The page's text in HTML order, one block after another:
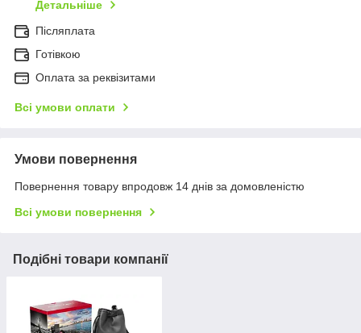
Детальніше
Післяплата
Готівкою
Оплата за реквізитами
Всі умови оплати
Умови повернення
Повернення товару впродовж 14 днів за домовленістю
Всі умови повернення
Подібні товари компанії